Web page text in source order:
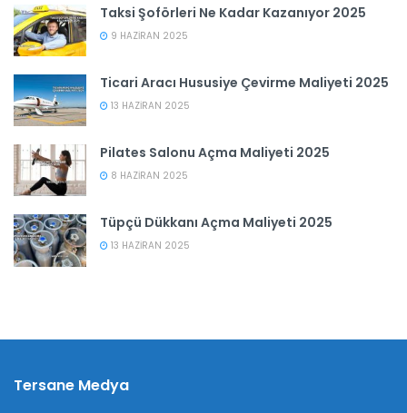
Taksi Şoförleri Ne Kadar Kazanıyor 2025
9 HAZIRAN 2025
Ticari Aracı Hususiye Çevirme Maliyeti 2025
13 HAZIRAN 2025
Pilates Salonu Açma Maliyeti 2025
8 HAZIRAN 2025
Tüpçü Dükkanı Açma Maliyeti 2025
13 HAZIRAN 2025
Tersane Medya